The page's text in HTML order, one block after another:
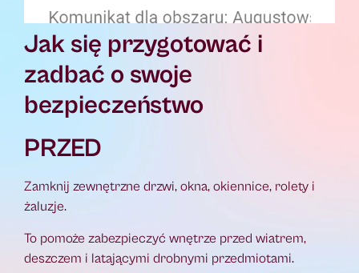
Jak się przygotować i
zadbać o swoje
bezpieczeństwo
PRZED
Zamknij zewnętrzne drzwi, okna, okiennice, rolety i
żaluzje.
To pomoże zabezpieczyć wnętrze przed wiatrem,
deszczem i latającymi drobnymi przedmiotami.